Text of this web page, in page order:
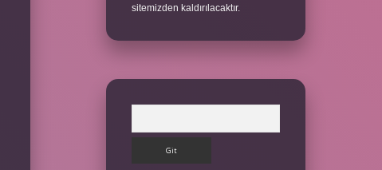
sitemizden kaldırılacaktır.